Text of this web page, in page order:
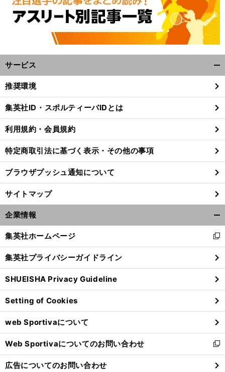
ナショナルリーグ発足
へ
サービス
閉
る
推奨環境
集英社ID・スポルティーバIDとは
利用規約・会員規約
特定商取引法に基づく表示・その他の事項
ブラウザプッシュ通知について
サイトマップ
企業情報
閉
る
集英社ホームページ
新
し
い
ウ
ィ
ン
ド
ウ
で
開
く
集英社プライバシーガイドライン
SHUEISHA Privacy Guideline
Setting of Cookies
web Sportivaについて
Web Sportivaについてのお問い合わせ
新
し
い
広告についてのお問い合わせ